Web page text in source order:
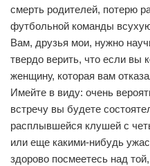
смерть родителей, потерю
футбольной команды
Вам, друзья мои, нужно
твердо верить, что если вы
женщину, которая вам
Имейте в виду: очень
встречу вы будете
расплывшейся клушей с
или еще какими-нибудь
здорово посмеетесь над